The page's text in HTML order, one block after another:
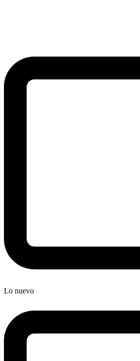
Lo nuevo